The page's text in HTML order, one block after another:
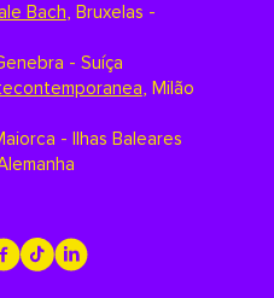
Bach, Bruxelas -
- Suíça
, Milão
- Ilhas Baleares